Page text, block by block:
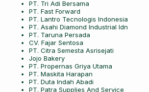
PT. Tri Adi Bersama
PT. Fast Forward
PT. Lantro Tecnologis Indonesia
PT. Asahi Diamond Industrial Idn
PT. Taruna Persada
CV. Fajar Sentosa
PT. Citra Semesta Asrisejati
Jojo Bakery
PT. Propernas Griya Utama
PT. Maskita Harapan
PT. Duta Indah Abadi
PT. Patra Supplies And Service